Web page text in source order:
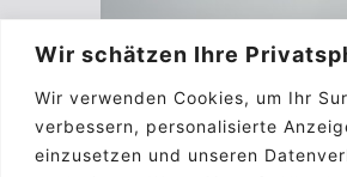
Wir schätzen Ihre
Wir verwenden Cookies, um Ihr
verbessern, personalisierte
einzusetzen und unseren